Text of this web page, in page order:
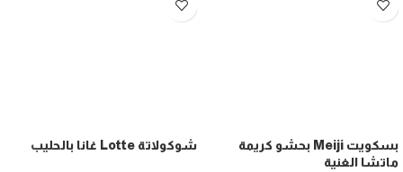
بسكويت Meiji بحشو كريمة
ماتشا الغنية
شوكولاتة Lotte غانا بالحليب